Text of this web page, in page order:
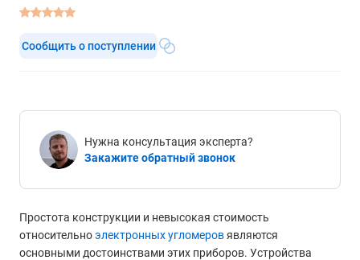
Сообщить о поступлении
Нужна консультация эксперта?
Закажите обратный звонок
Простота конструкции и невысокая стоимость
относительноэлектронных угломеровявляются
основными достоинствами этих приборов. Устройства